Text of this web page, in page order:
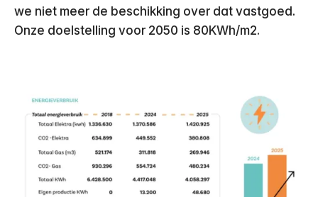
we niet meer de beschikking over dat vastgoed.
Onze doelstelling voor 2050 is 80KWh/m2.